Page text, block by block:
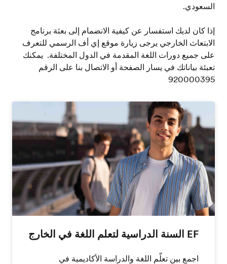
السعودي.
إذا كان لديك استفسار عن كيفية الانضمام إلى بعثة برنامج
الابتعاث الخارجي يرجى زيارة موقع إي أف الرسمي للتعرف
على جميع دورات اللغة المقدمة في الدول المختلفة. يمكنك
تعبئة بياناتك في يسار الصفحة أو الاتصال بنا على الرقم
920000395
EF السنة الدراسية لتعلم اللغة في الخارج
اجمع بين تعلّم اللغة والدراسة الأكاديمية في